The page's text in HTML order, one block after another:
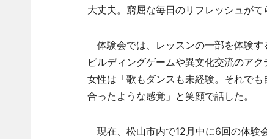
大丈夫。窮屈な毎日のリフレッシュが
体験会では、レッスンの一部を体験す
ビルディングゲームや異文化交流のア
女性は「歌もダンスも未経験。それで
合ったような感覚」と笑顔で話した。
現在、松山市内で12月中に6回の体験